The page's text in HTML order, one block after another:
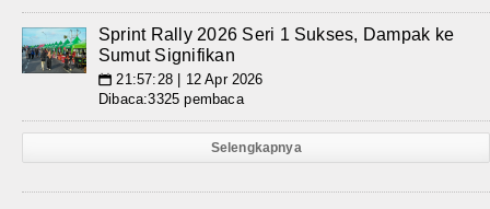
Sprint Rally 2026 Seri 1 Sukses, Dampak ke
Sumut Signifikan
📅 21:57:28 | 12 Apr 2026
Dibaca:3325 pembaca
Selengkapnya